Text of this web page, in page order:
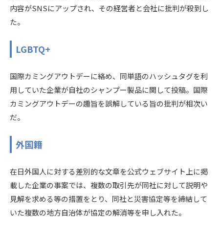
内容がSNSにアップされ、その経営者と会社に批判が殺到し
た。
LGBTQ+
国際カミングアウトデーに絡め、同単語のハッシュタグを利
用していた企業が自社のシャンプー製品に関して投稿。国際
カミングアウトデーの趣旨を誤解している旨の批判が相次い
だ。
外国籍
在日外国人に対する差別的な文章を公式ウェブサイト上に掲
載した企業の事案では、複数の取引先が同社に対して説明や
見解を求める等の措置をとり、同社と災害協定等を締結して
いた複数の地方自治体が協定の解消等を申し入れた。